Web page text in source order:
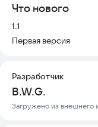
- Отсутствие
- HD-графика с
- Оригинальный
- Стильное
Скачайте игру прямо
сегодня!
Что нового
Версия:
1.1
Первая версия
Разработчик
B.W.G.
Загружено из внешнего